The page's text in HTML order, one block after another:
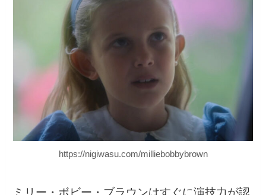
https://nigiwasu.com/milliebobbybrown
ミリー・ボビー・ブラウンはすぐに演技力が認